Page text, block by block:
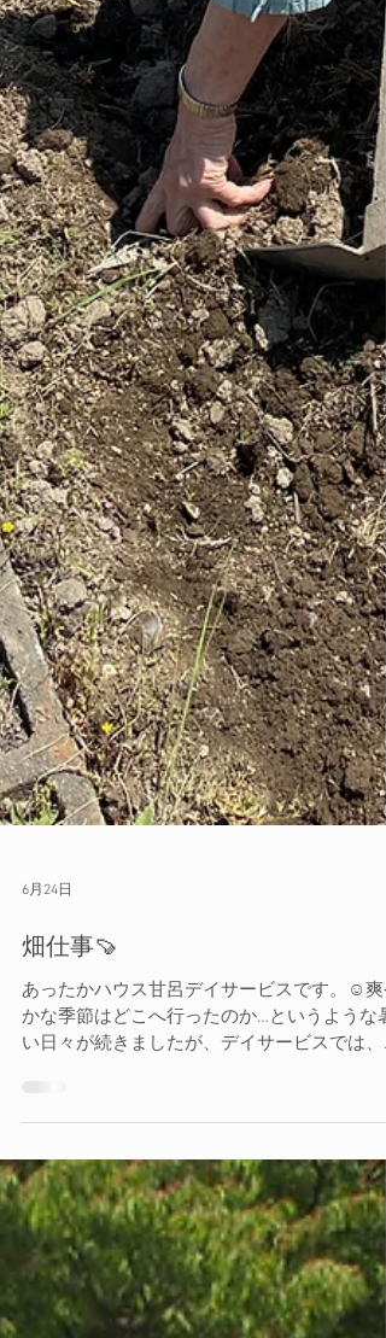
6月24日
畑仕事🍠
して、暑さ🥵をものともせずに、玉ねぎ🧅を
いて紐でくくって干したり、さつま芋の苗を
えました。🍠 私たち職員は、すぐにさつま芋
植えられると簡単な気持ちで畑に行きました
が、畑を見るや否や、「こんなんではあかん
草を取ってからでないと植えられん」と畑を
しては草を引き、また耕して、と繰り返され